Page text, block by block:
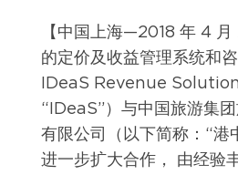
【中国上海—2018 年 4
的定价及收益管理系统和
IDeaS Revenue
“IDeaS”）与中国旅游集
有限公司（以下简称：“港
进一步扩大合作， 由经验